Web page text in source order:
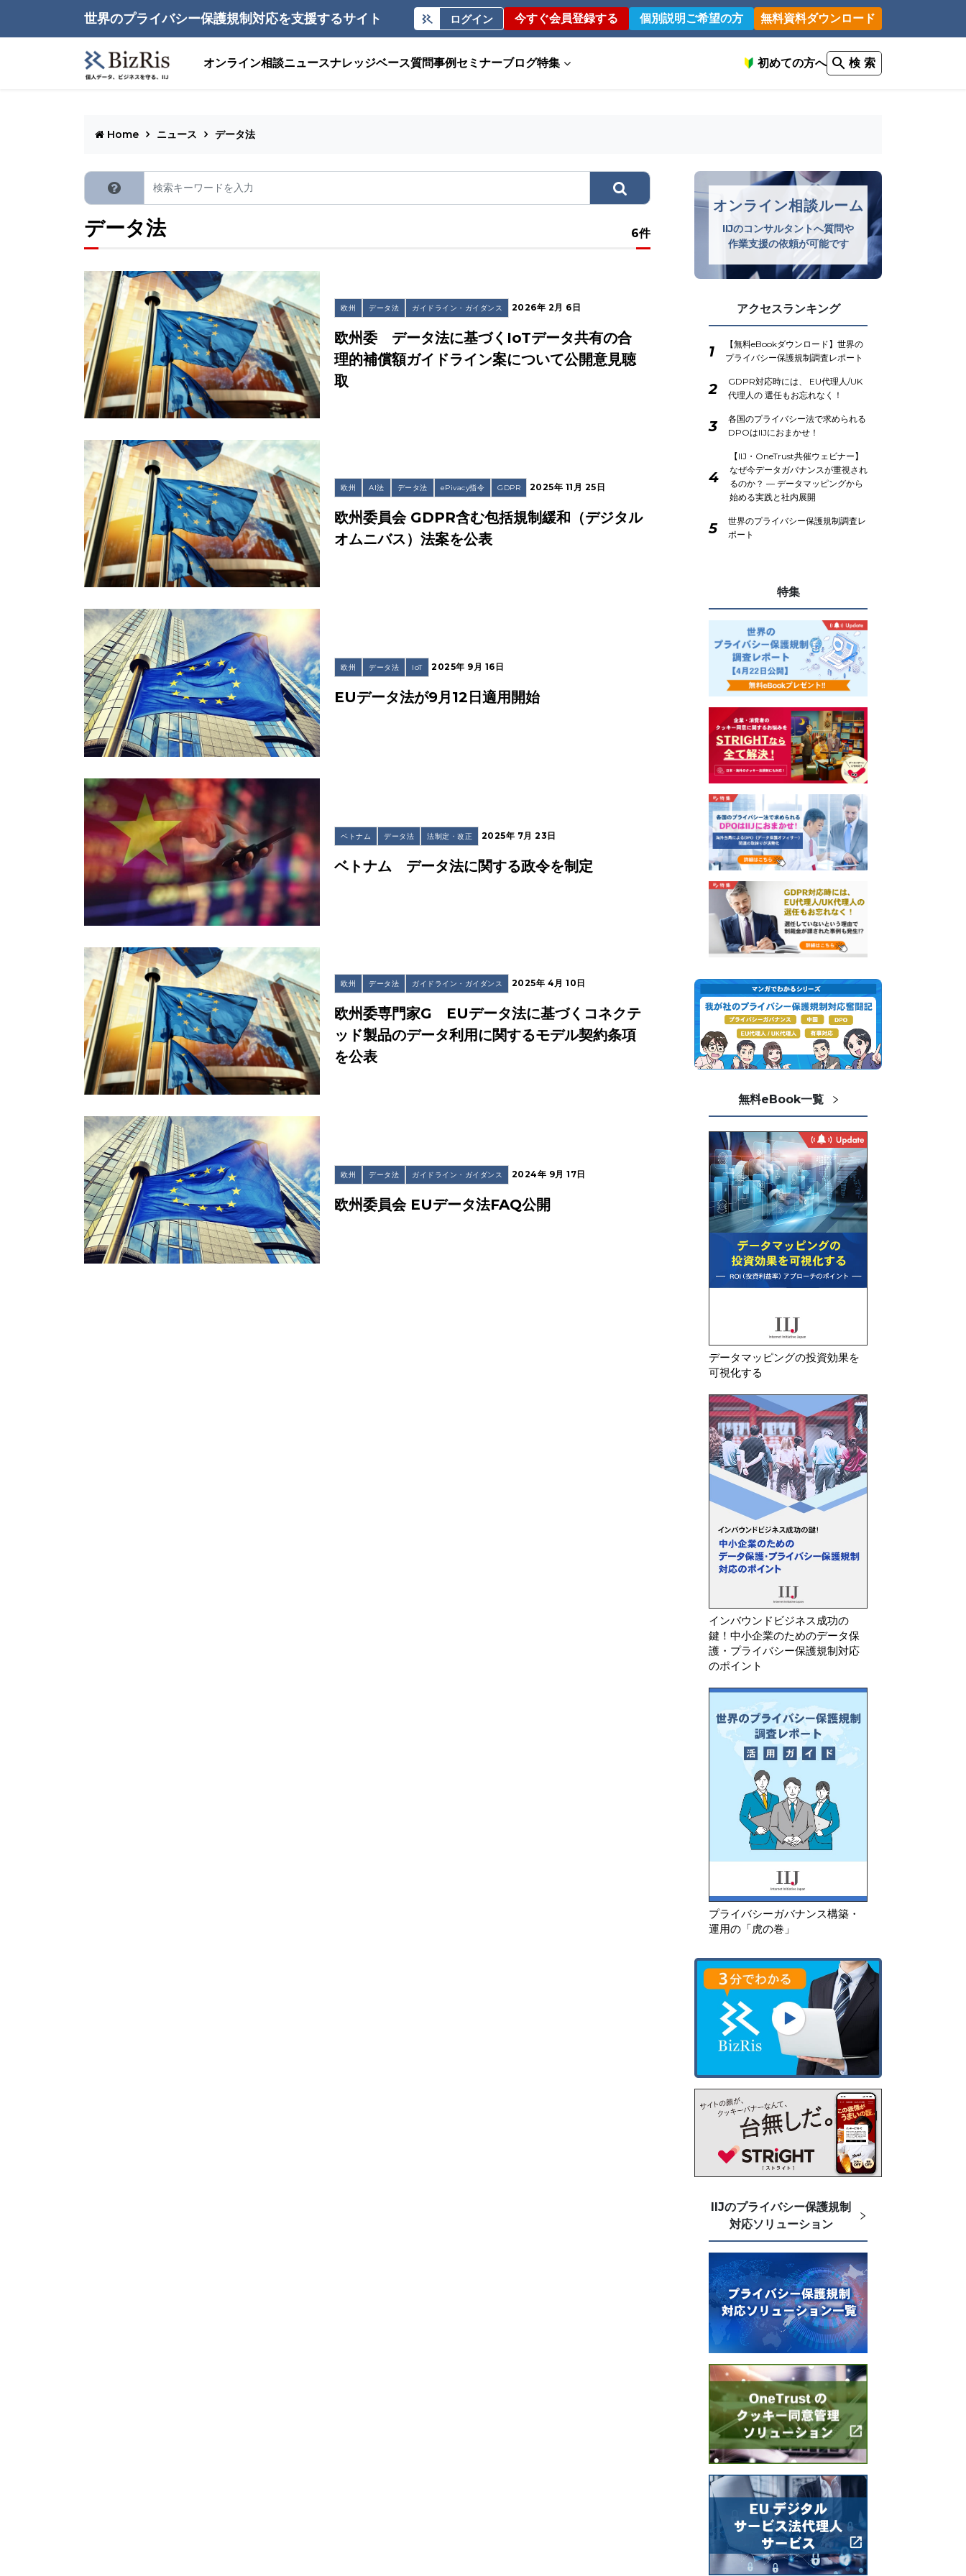
世界のプライバシー保護規制対応を支援するサイト ログイン 今すぐ会員登録する 個別説明ご希望の方 無料資料ダウンロード
オンライン相談ニュースナレッジベース質問事例 セミナーブログ特集 初めての方へ 検 索
Home ニュース データ法
データ法 6件
欧州 データ法 ガイドライン・ガイダンス 2026年 2月 6日
欧州委 データ法に基づくIoTデータ共有の合
理的補償額ガイドライン案について公開意見聴
取
欧州 AI法 データ法 ePivacy指令 GDPR 2025年 11月 25日
欧州委員会 GDPR含む包括規制緩和（デジタル
オムニバス）法案を公表
欧州 データ法 IoT 2025年 9月 16日
EUデータ法が9月12日適用開始
ベトナム データ法 法制定・改正 2025年 7月 23日
ベトナム データ法に関する政令を制定
欧州 データ法 ガイドライン・ガイダンス 2025年 4月 10日
欧州委専門家G EUデータ法に基づくコネクテ
ッド製品のデータ利用に関するモデル契約条項
を公表
欧州 データ法 ガイドライン・ガイダンス 2024年 9月 17日
欧州委員会 EUデータ法FAQ公開
オンライン相談ルーム
IIJのコンサルタントへ質問や
作業支援の依頼が可能です
アクセスランキング
1
【無料eBookダウンロード】世界の
プライバシー保護規制調査レポート
2
GDPR対応時には、 EU代理人/UK
代理人の 選任もお忘れなく！
3
各国のプライバシー法で求められる
DPOはIIJにおまかせ！
4
【IIJ・OneTrust共催ウェビナー】
なぜ今データガバナンスが重視され
るのか？ ― データマッピングから
始める実践と社内展開
5
世界のプライバシー保護規制調査レ
ポート
特集
無料eBook一覧
データマッピングの投資効果を
可視化する
インバウンドビジネス成功の
鍵！中小企業のためのデータ保
護・プライバシー保護規制対応
のポイント
プライバシーガバナンス構築・
運用の「虎の巻」
IIJのプライバシー保護規制
対応ソリューション